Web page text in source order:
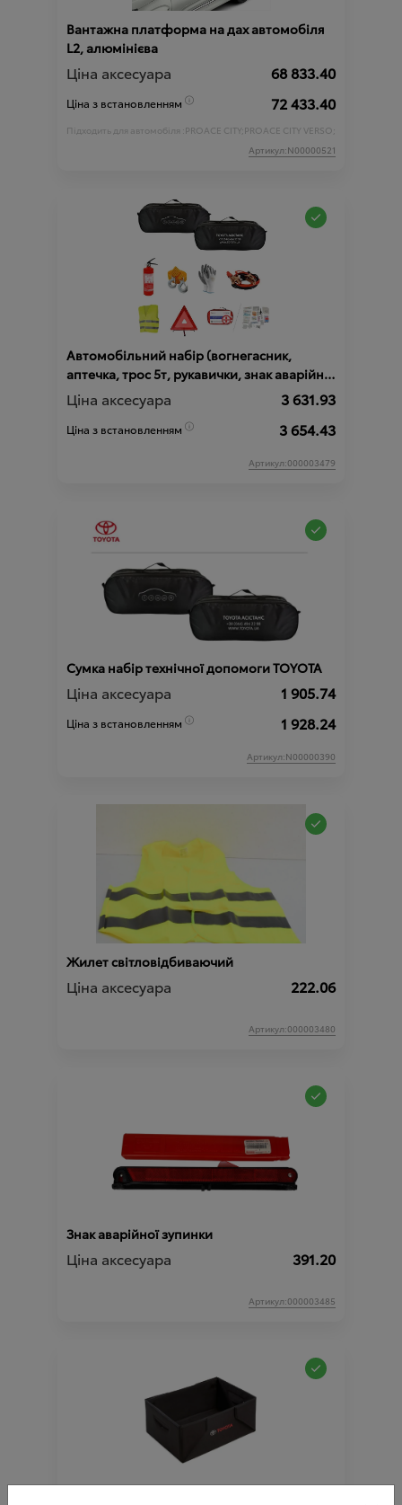
Вантажна платформа на дах автомобіля
L2, алюмінієва
Ціна аксесуара 68 833.40
Ціна з встановленням 72 433.40
Підходить для автомобіля :PROACE CITY;PROACE CITY VERSO;
Артикул:N00000521
Автомобільний набір (вогнегасник,
аптечка, трос 5т, рукавички, знак аварійної
зупинки, жилет світловідбиваючий,
проводи для запуску від зовн. джерела)
Ціна аксесуара 3 631.93
Ціна з встановленням 3 654.43
Артикул:000003479
Сумка набір технічної допомоги TOYOTA
Ціна аксесуара 1 905.74
Ціна з встановленням 1 928.24
Артикул:N00000390
Жилет світловідбиваючий
Ціна аксесуара 222.06
Артикул:000003480
Знак аварійної зупинки
Ціна аксесуара 391.20
Артикул:000003485